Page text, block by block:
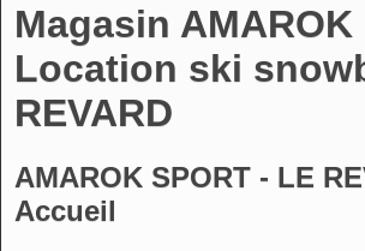
Magasin AMAROK
Location ski
REVARD
AMAROK SPORT - LE
Accueil